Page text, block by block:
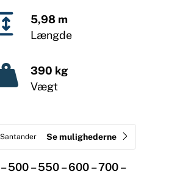
5,98 m
Længde
390 kg
Vægt
Se mulighederne
500 – 550 – 600 – 700 –